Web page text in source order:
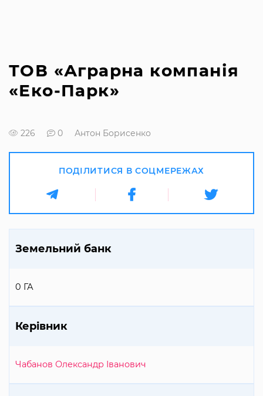
ТОВ «Аграрна компанія
«Еко-Парк»
226 0 Антон Борисенко
ПОДІЛИТИСЯ В СОЦМЕРЕЖАХ
Земельний банк
0 ГА
Керівник
Чабанов Олександр Іванович